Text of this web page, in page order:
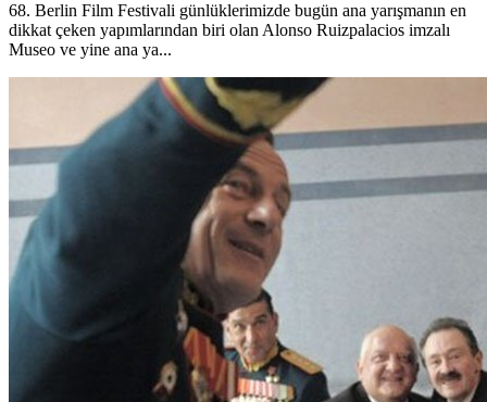
68. Berlin Film Festivali günlüklerimizde bugün ana yarışmanın en
dikkat çeken yapımlarından biri olan Alonso Ruizpalacios imzalı
Museo ve yine ana ya...